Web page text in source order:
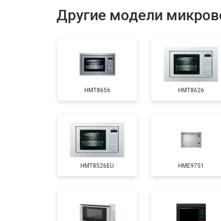
Замена таймера
Замена конденсатора
Ремонт платы управления
Замена лампочки
Другие модели
HMT8656 HMT8626
HMT8526EU HME9751